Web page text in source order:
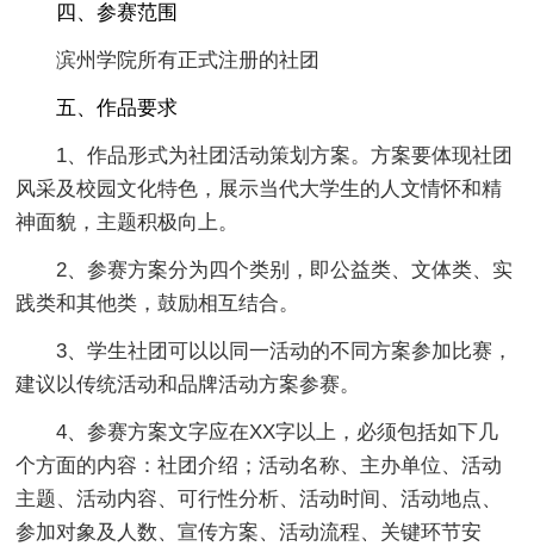
四、参赛范围
滨州学院所有正式注册的社团
五、作品要求
1、作品形式为社团活动策划方案。方案要体现社团
风采及校园文化特色，展示当代大学生的人文情怀和精
神面貌，主题积极向上。
2、参赛方案分为四个类别，即公益类、文体类、实
践类和其他类，鼓励相互结合。
3、学生社团可以以同一活动的不同方案参加比赛，
建议以传统活动和品牌活动方案参赛。
4、参赛方案文字应在XX字以上，必须包括如下几
个方面的内容：社团介绍；活动名称、主办单位、活动
主题、活动内容、可行性分析、活动时间、活动地点、
参加对象及人数、宣传方案、活动流程、关键环节安